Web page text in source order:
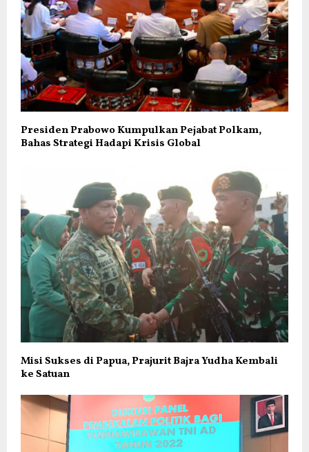
Presiden Prabowo Kumpulkan Pejabat Polkam,
Bahas Strategi Hadapi Krisis Global
Misi Sukses di Papua, Prajurit Bajra Yudha Kembali
ke Satuan